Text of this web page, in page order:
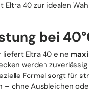
Eltra 40 zur idealen
bei
liefert Eltra 40 eine
werden
Formel sorgt für
ohne Ausbleichen